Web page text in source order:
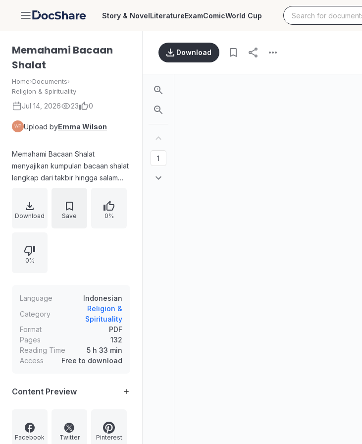
DocShare Story & NovelLiteratureExamComicWorld Cup
Memahami Bacaan
Shalat
Home›Documents›
Religion & Spirituality
Jul 14, 2026 23 0
Upload byEmma Wilson
Memahami Bacaan Shalat
menyajikan kumpulan bacaan shalat
lengkap dari takbir hingga salam
menekankan pentingnya memahami
doa yang dibaca agar shalat
bahasa Arab. Contoh pembahasan
meliputi Takbiratul Ihram, serta
Download Save 0%
0%
Language
Indonesian
Category
Religion &
Spirituality
Format
PDF
Pages
132
Reading Time
5 h 33 min
Access
Free to download
Content Preview
Facebook Twitter Pinterest
Download